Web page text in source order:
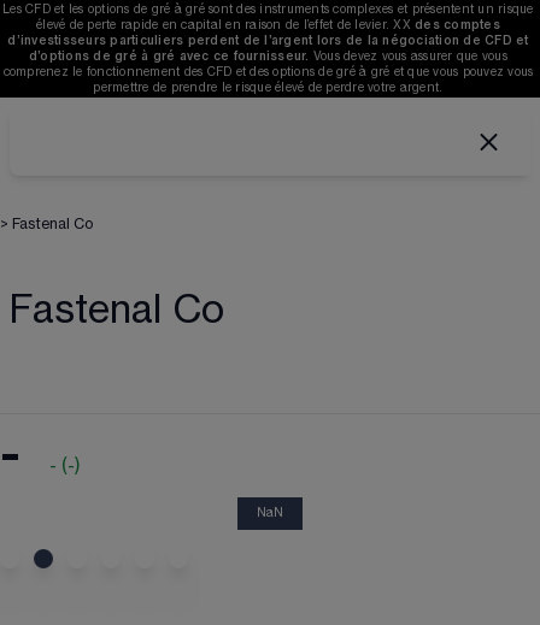
Les CFD et les options de gré à gré sont des instruments complexes et présentent un risque
élevé de perte rapide en capital en raison de l’effet de levier. XX des comptes
d’investisseurs particuliers perdent de l’argent lors de la négociation de CFD et
d’options de gré à gré avec ce fournisseur. Vous devez vous assurer que vous
comprenez le fonctionnement des CFD et des options de gré à gré et que vous pouvez vous
permettre de prendre le risque élevé de perdre votre argent.
> Fastenal Co
Fastenal Co
- - (-)
NaN